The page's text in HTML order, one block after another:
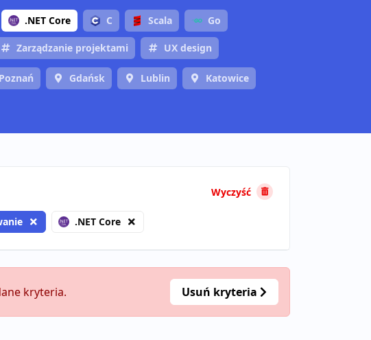
.NET Core C Scala Go
Zarządzanie projektami UX design
Poznań Gdańsk Lublin Katowice
Wyczyść
.NET Core
kryteria. Usuń kryteria